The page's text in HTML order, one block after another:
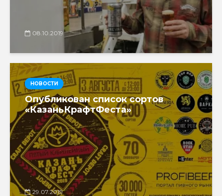
08.10.2019
НОВОСТИ
Опубликован список сортов
«КазаньКрафтФеста»
29.07.2019